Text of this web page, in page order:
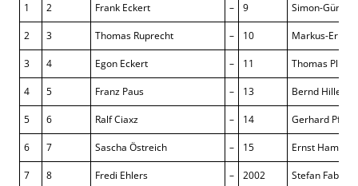
1 2 Frank Eckert – 9 Simon-Günter
2 3 Thomas Ruprecht – 10 Markus-Ernst
3 4 Egon Eckert – 11 Thomas
4 5 Franz Paus – 13 Bernd
5 6 Ralf Ciaxz – 14 Gerhard
6 7 Sascha Östreich – 15 Ernst Hampel
7 8 Fredi Ehlers – 2002 Stefan Fabo